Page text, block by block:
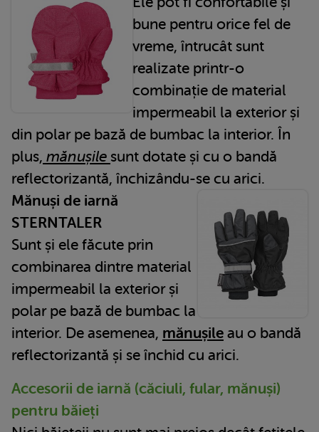
bune pentru orice fel de
vreme, întrucât sunt
realizate printr-o
combinație de material
impermeabil la exterior și
din polar pe bază de bumbac la interior. În
plus, mănușile sunt dotate și cu o bandă
reflectorizantă, închizându-se cu arici.
Mănuși de iarnă
STERNTALER
Sunt și ele făcute prin
combinarea dintre material
impermeabil la exterior și
polar pe bază de bumbac la
interior. De asemenea, mănușile au o bandă
reflectorizantă și se închid cu arici.
Accesorii de iarnă (căciuli, fular, mănuși)
pentru băieți